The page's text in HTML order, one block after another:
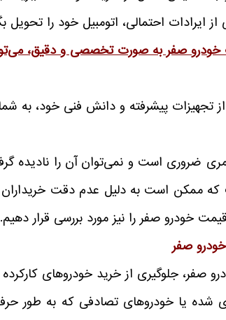
احتمالی، اتومبیل خود را تحویل
خودرو صفر به صورت تخصصی و دقیق،
از تجهیزات پیشرفته و دانش فنی خود،
ضروری است و نمی‌توان آن را نادیده
ممکن است به دلیل عدم دقت خریداران
خودرو صفر را نیز مورد بررسی قرار دهیم.
صفر
صفر، جلوگیری از خرید خودروهای
شده یا خودروهای تصادفی که به طور